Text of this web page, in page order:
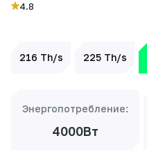
4.8
216 Th/s 225 Th/s
Энергопотребление:
4000Вт